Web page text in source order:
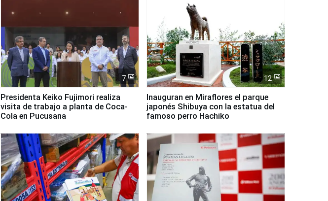
7
Presidenta Keiko Fujimori realiza
visita de trabajo a planta de Coca-
Cola en Pucusana
12
Inauguran en Miraflores el parque
japonés Shibuya con la estatua del
famoso perro Hachiko